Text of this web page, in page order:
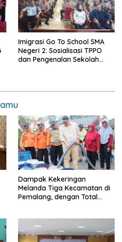
Imigrasi Go To School SMA
Negeri 2: Sosialisasi TPPO
dan Pengenalan Sekolah
Dampak Kekeringan
Melanda Tiga Kecamatan di
Pemalang, dengan Total